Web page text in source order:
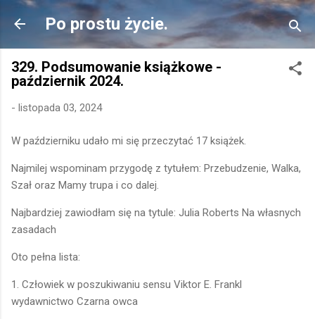
Przejdź do głównej zawartości
Po prostu życie.
329. Podsumowanie książkowe -
październik 2024.
- listopada 03, 2024
W październiku udało mi się przeczytać 17 książek.
Najmilej wspominam przygodę z tytułem: Przebudzenie, Walka,
Szał oraz Mamy trupa i co dalej.
Najbardziej zawiodłam się na tytule: Julia Roberts Na własnych
zasadach
Oto pełna lista:
1. Człowiek w poszukiwaniu sensu Viktor E. Frankl
wydawnictwo Czarna owca